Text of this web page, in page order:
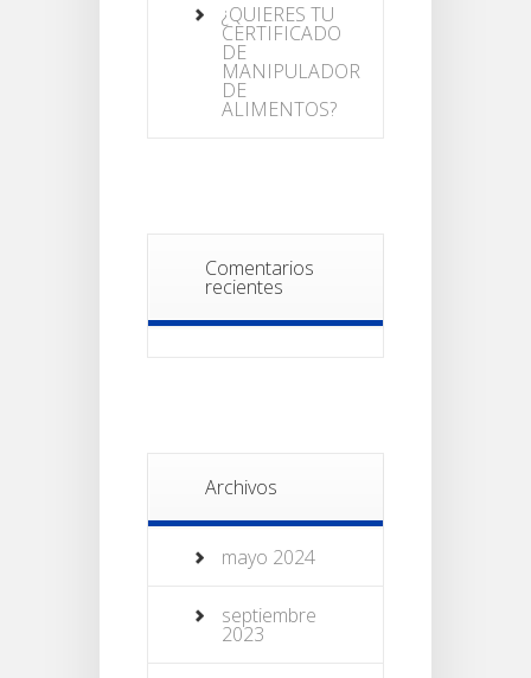
¿QUIERES TU
CERTIFICADO
DE
MANIPULADOR
DE
ALIMENTOS?
Comentarios
recientes
Archivos
mayo 2024
septiembre
2023